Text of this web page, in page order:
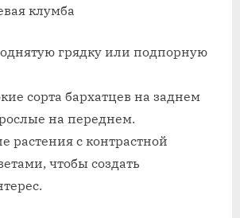
клумба
грядку или подпорную
сорта бархатцев на заднем
на переднем.
растения с контрастной
чтобы создать